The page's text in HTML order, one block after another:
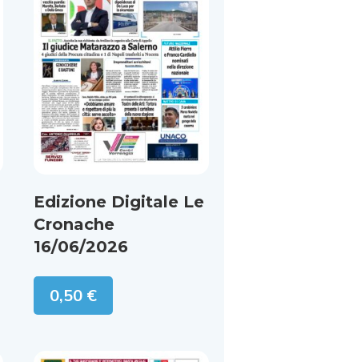
Edizione Digitale Le
Cronache
16/06/2026
0,50 €